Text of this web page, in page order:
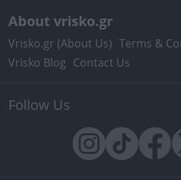
About vrisko.gr
Vrisko.gr (About Us) Terms &
Vrisko Blog Contact Us
Follow Us